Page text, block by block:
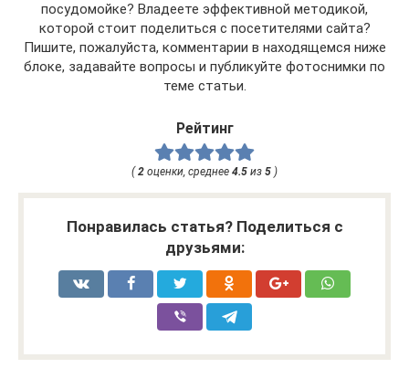
посудомойке? Владеете эффективной методикой,
которой стоит поделиться с посетителями сайта?
Пишите, пожалуйста, комментарии в находящемся ниже
блоке, задавайте вопросы и публикуйте фотоснимки по
теме статьи.
Рейтинг
(2 оценки, среднее 4.5 из 5 )
Понравилась статья? Поделиться с
друзьями: